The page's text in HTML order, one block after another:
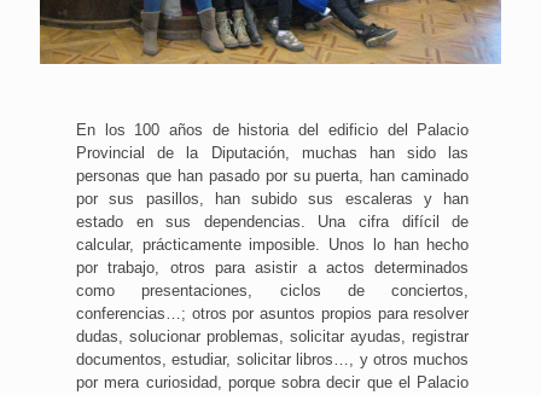
En los 100 años de historia del edificio del Palacio
Provincial de la Diputación, muchas han sido las
personas que han pasado por su puerta, han caminado
por sus pasillos, han subido sus escaleras y han
estado en sus dependencias. Una cifra difícil de
calcular, prácticamente imposible. Unos lo han hecho
por trabajo, otros para asistir a actos determinados
como presentaciones, ciclos de conciertos,
conferencias…; otros por asuntos propios para resolver
dudas, solucionar problemas, solicitar ayudas, registrar
documentos, estudiar, solicitar libros…, y otros muchos
por mera curiosidad, porque sobra decir que el Palacio